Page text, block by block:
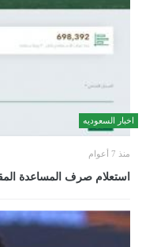
اخبار السعوديه
منذ 7 أعوام
استعلام صرف المساعدة